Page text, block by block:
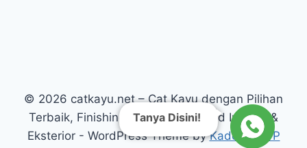
© 2026 catkayu.net – Cat Kayu dengan Pilihan
Terbaik, Finishing Kayu Warna Solid Interior &
Eksterior - WordPress Theme byKadence WP
Tanya Disini!